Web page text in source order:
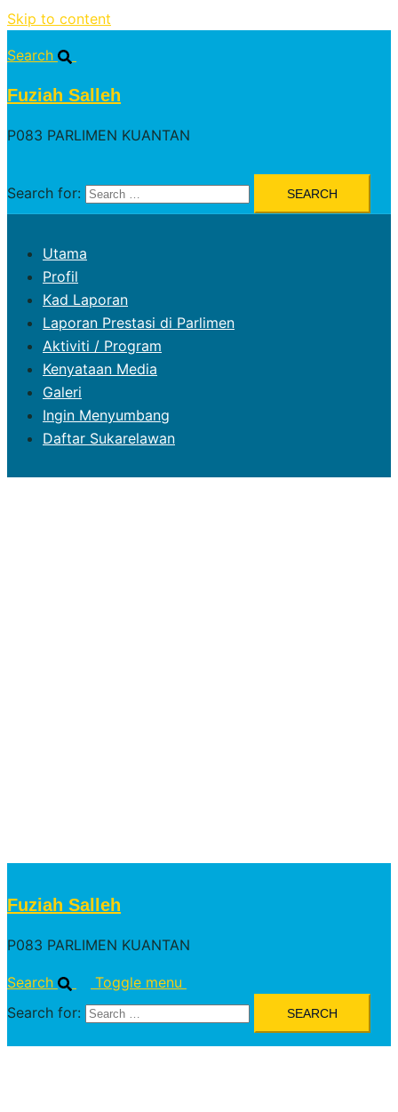
Skip to content
Search
Fuziah Salleh
P083 PARLIMEN KUANTAN
Search for:
Utama
Profil
Kad Laporan
Laporan Prestasi di Parlimen
Aktiviti / Program
Kenyataan Media
Galeri
Ingin Menyumbang
Daftar Sukarelawan
Fuziah Salleh
P083 PARLIMEN KUANTAN
Search
Toggle menu
Search for: